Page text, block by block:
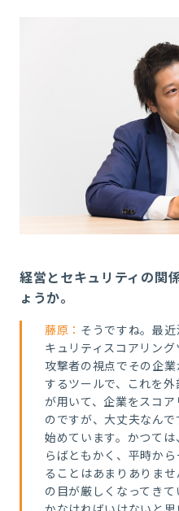
経営とセキュリティの関
ょうか。
藤原： そうですね。最
キュリティスコアリン
攻撃者の視点でその企
するツールで、これを
が用いて、企業をスコ
のですが、大丈夫なん
始めています。かつて
らばともかく、平時か
ることはあまりありま
の目が厳しくなってき